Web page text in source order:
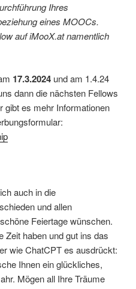
Ihres
eines MOOCs.
auf iMooX.at namentlich
17.3.2024 und am 1.4.24
dann die nächsten Fellows
gibt es mehr Informationen
auch in die
und allen
Feiertage wünschen.
Zeit haben und gut ins das
wie ChatCPT es ausdrückt:
Ihnen ein glückliches,
Mögen all Ihre Träume